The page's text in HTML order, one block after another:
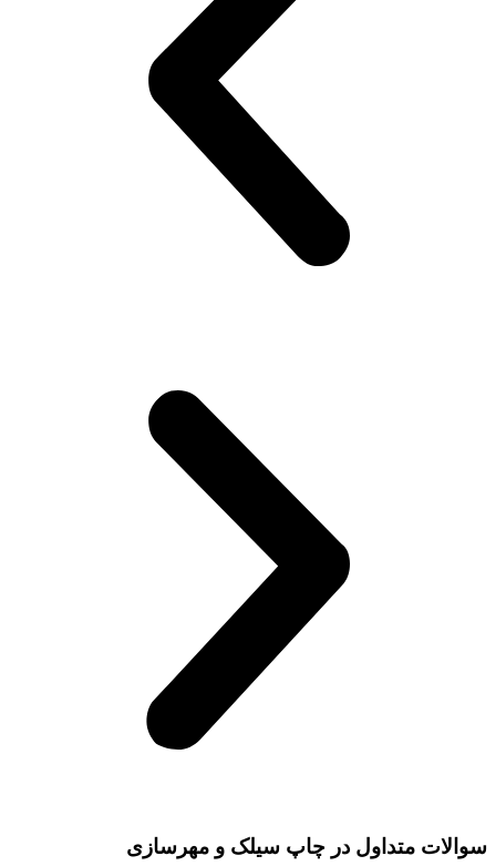
سوالات متداول در چاپ سیلک و مهرسازی